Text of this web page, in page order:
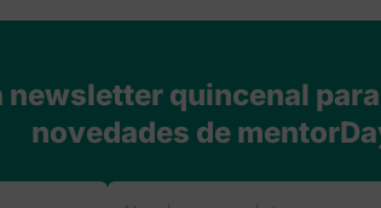
quincenal
novedades de